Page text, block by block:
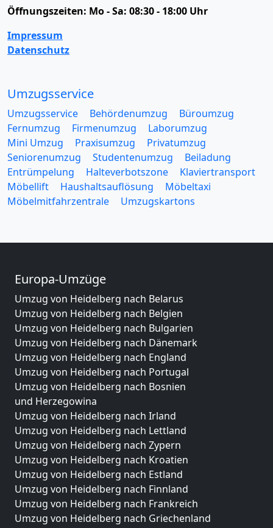
Öffnungszeiten: Mo - Sa: 08:30 - 18:00 Uhr
Impressum
Datenschutz
Umzugsservice
Umzugsservice Behördenumzug
Büroumzug
Fernumzug
Firmenumzug
Laborumzug
Mini Umzug
Praxisumzug
Privatumzug
Seniorenumzug
Studentenumzug
Beiladung
Entrümpelung
Halteverbotszone
Klaviertransport
Möbellift
Haushaltsauflösung
Möbeltaxi
Möbelmitfahrzentrale
Umzugskartons
Europa-Umzüge
Umzug von Heidelberg nach Belarus
Umzug von Heidelberg nach Belgien
Umzug von Heidelberg nach Bulgarien
Umzug von Heidelberg nach Dänemark
Umzug von Heidelberg nach England
Umzug von Heidelberg nach Portugal
Umzug von Heidelberg nach Bosnien
und Herzegowina
Umzug von Heidelberg nach Irland
Umzug von Heidelberg nach Lettland
Umzug von Heidelberg nach Zypern
Umzug von Heidelberg nach Kroatien
Umzug von Heidelberg nach Estland
Umzug von Heidelberg nach Finnland
Umzug von Heidelberg nach Frankreich
Umzug von Heidelberg nach Griechenland